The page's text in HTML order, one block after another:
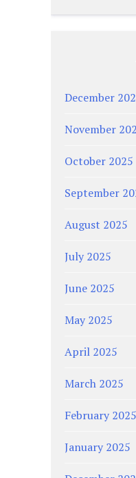
December
November
October 2025
September
August 2025
July 2025
June 2025
May 2025
April 2025
March 2025
February 2025
January 2025